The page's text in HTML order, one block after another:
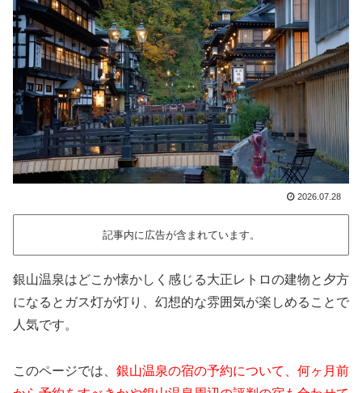
2026.07.28
記事内に広告が含まれています。
銀山温泉はどこか懐かしく感じる大正レトロの建物と夕方
になるとガス灯が灯り、幻想的な雰囲気が楽しめることで
人気です。
このページでは、 銀山温泉の宿の予約について、何ヶ月前